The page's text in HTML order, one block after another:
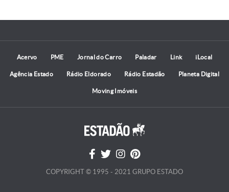
Acervo PME Jornal do Carro Paladar Link iLocal
Agência Estado Rádio Eldorado Rádio Estadão Planeta Digital
Moving Imóveis
COPYRIGHT © 1995 - 2021 GRUPO ESTADO